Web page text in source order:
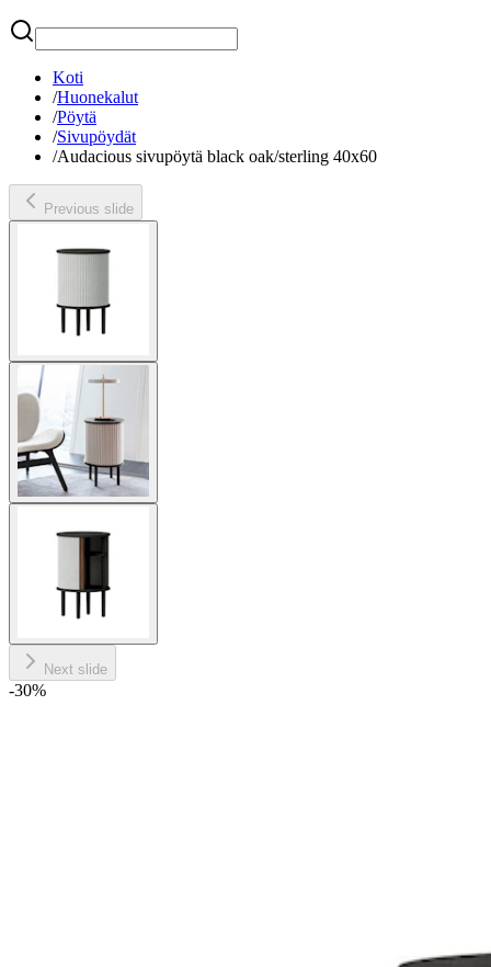
Etsi
Koti
/Huonekalut
/Pöytä
/Sivupöydät
/Audacious sivupöytä black oak/sterling 40x60
Previous slide
Next slide
-30%